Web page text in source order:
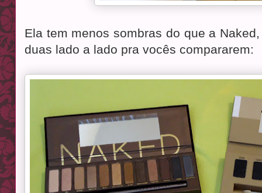
Ela tem menos sombras do que a
duas lado a lado pra vocês compararem: